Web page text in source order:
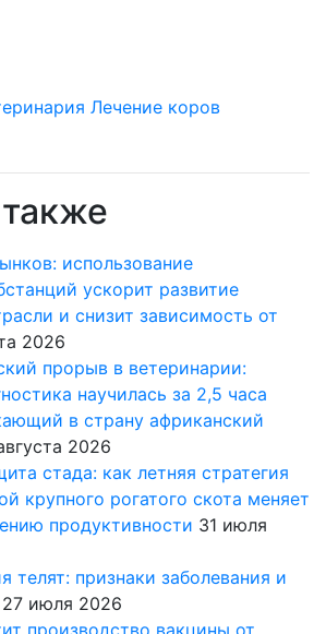
Лечение коров
использование
ускорит развитие
и снизит зависимость от
2026
прорыв в ветеринарии:
научилась за 2,5 часа
в страну африканский
2026
стада: как летняя стратегия
крупного рогатого скота меняет
продуктивности 31 июля
телят: признаки заболевания и
27 июля 2026